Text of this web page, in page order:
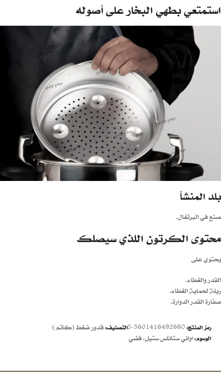
استمتعي بطهي البخار على أصوله
بلد المنشأ
صنع في البرتغال.
محتوى الكرتون اللذي سيصلك
يحتوي على
القدر والغطاء.
ربلة لحماية الغطاء.
صفارة القدر الدوارة.
رمز المنتج: S-5601416492660التصنيف:قدور ضغط (كاتم)
الوسوم:اواني ستانلس ستيل,فضي